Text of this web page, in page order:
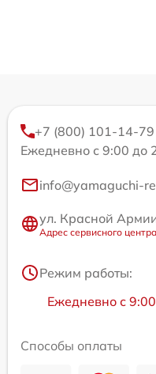
+7 (800) 101-14-79
Ежедневно с 9:00 до
info@yamaguchi-
ул. Красной
Адрес сервисного
Режим работы:
Ежедневно с
Способы оплаты